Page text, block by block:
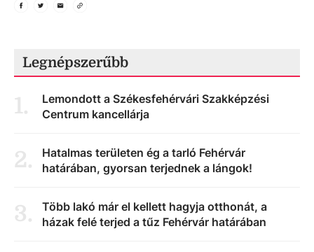
Legnépszerűbb
1.
Lemondott a Székesfehérvári Szakképzési
Centrum kancellárja
2.
Hatalmas területen ég a tarló Fehérvár
határában, gyorsan terjednek a lángok!
3.
Több lakó már el kellett hagyja otthonát, a
házak felé terjed a tűz Fehérvár határában